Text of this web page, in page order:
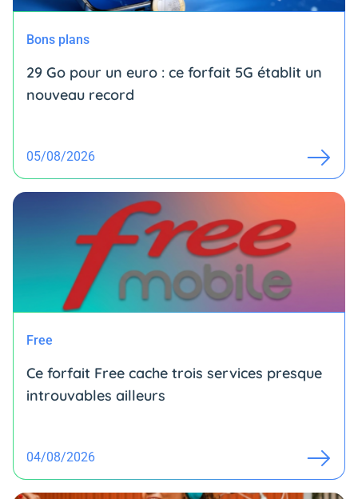
Bons plans
29 Go pour un euro : ce forfait 5G établit un
nouveau record
05/08/2026
Free
Ce forfait Free cache trois services presque
introuvables ailleurs
04/08/2026